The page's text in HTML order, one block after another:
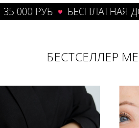
РУБ БЕСПЛАТНАЯ
БЕСТСЕЛЛЕР